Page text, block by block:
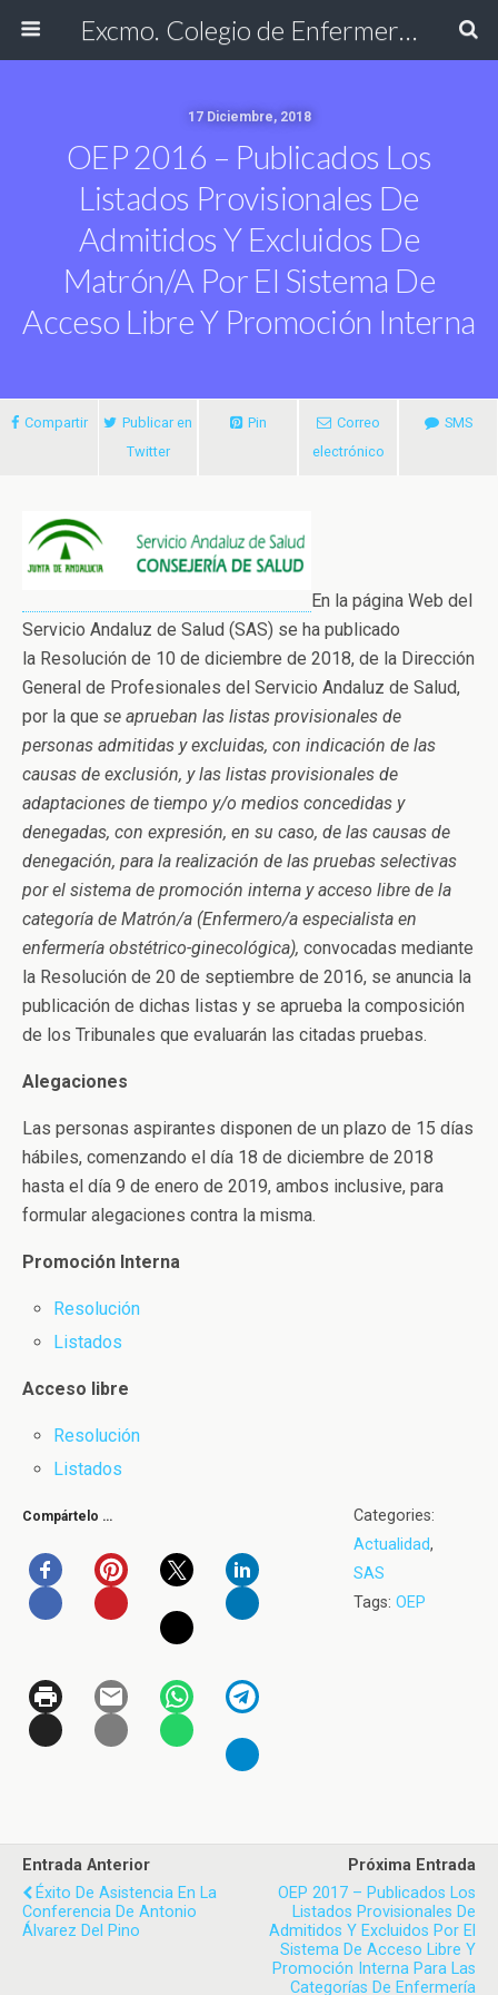
Excmo. Colegio de Enfermería de Cádiz
17 Diciembre, 2018
OEP 2016 – Publicados Los
Listados Provisionales De
Admitidos Y Excluidos De
Matrón/a Por El Sistema De
Acceso Libre Y Promoción Interna
Compartir
Publicar en
Twitter
Pin
Correo
electrónico
SMS
En la página Web del
Servicio Andaluz de Salud (SAS) se ha publicado
la Resolución de 10 de diciembre de 2018, de la Dirección
General de Profesionales del Servicio Andaluz de Salud,
por la que se aprueban las listas provisionales de
personas admitidas y excluidas, con indicación de las
causas de exclusión, y las listas provisionales de
adaptaciones de tiempo y/o medios concedidas y
denegadas, con expresión, en su caso, de las causas de
denegación, para la realización de las pruebas selectivas
por el sistema de promoción interna y acceso libre de la
categoría de Matrón/a (Enfermero/a especialista en
enfermería obstétrico-ginecológica), convocadas mediante
la Resolución de 20 de septiembre de 2016, se anuncia la
publicación de dichas listas y se aprueba la composición
de los Tribunales que evaluarán las citadas pruebas.
Alegaciones
Las personas aspirantes disponen de un plazo de 15 días
hábiles, comenzando el día 18 de diciembre de 2018
hasta el día 9 de enero de 2019, ambos inclusive, para
formular alegaciones contra la misma.
Promoción Interna
Resolución
Listados
Acceso libre
Resolución
Listados
Compártelo …
Categories:
Actualidad,
SAS
Tags: OEP
Entrada Anterior
Éxito De Asistencia En La
Conferencia De Antonio
Álvarez Del Pino
Próxima Entrada
OEP 2017 – Publicados Los
Listados Provisionales De
Admitidos Y Excluidos Por El
Sistema De Acceso Libre Y
Promoción Interna Para Las
Categorías De Enfermería